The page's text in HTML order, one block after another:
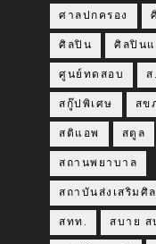
ศาลปกครอง
ศิลปิน ศิลปิน
ศูนย์ทดสอบ ส
สกู๊ปพิเศษ สข
สติแอพ สตูล
สถานพยาบาล
สถาบันส่งเสริมศิ
สทท. สบาย ส